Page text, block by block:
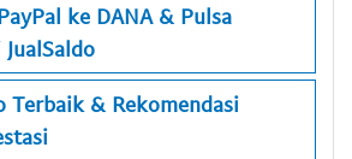
ke DANA & Pulsa
Terbaik & Rekomendasi